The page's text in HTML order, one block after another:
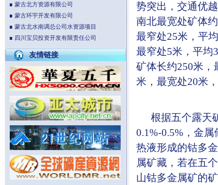
蒙古北方资源有限公司
蒙古环宇开发有限公司
蒙古北水南调总公司水资源项目
四川宝贝投资开发有限责任公司
友情链接
势突出，交通优
南北最宽处矿体
最窄处25米，平
最窄处5米，平均
矿体长约250米，
米，最宽处20米
根据五个露天
0.1%-0.5%，金
热液形成的钴多
属矿藏，若在五
山钴多金属矿的